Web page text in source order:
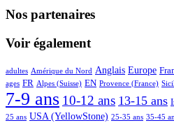
Nos partenaires
Voir également
4/76
adultes
7/76 Amérique du Nord
30/76 Anglais
32/76 Europe
22/76
9/76
2/76
2/76
7/76
8/76
ages
23/76
FR
7/76 Alpes (Suisse)
25/76 EN
2/76 Provence (France)
13/76
22/76
7/76
76/76
7-9 ans
53/76 10-12 ans
43/76 13-15 ans
17/76
36/76
3/76
25 ans
29/76USA (YellowStone)
3/76 25-35 ans
3/76 35-45
3/76
3/76